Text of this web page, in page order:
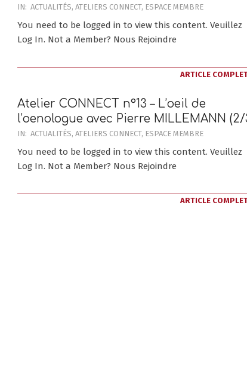
2021-
06-
02
IN: ACTUALITÉS, ATELIERS CONNECT, ESPACE MEMBRE
You need to be logged in to view this content. Veuillez
Log In. Not a Member? Nous Rejoindre
ARTICLE
Atelier CONNECT n°13 – L’oeil de
l’oenologue avec Pierre MILLEMANN (2/
2020-
11-
02
IN: ACTUALITÉS, ATELIERS CONNECT, ESPACE MEMBRE
You need to be logged in to view this content. Veuillez
Log In. Not a Member? Nous Rejoindre
ARTICLE